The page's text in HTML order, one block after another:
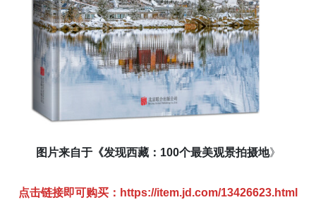
图片来自于《发现西藏：100个最美观景拍摄地》
点击链接即可购买： https://item.jd.com/13426623.html